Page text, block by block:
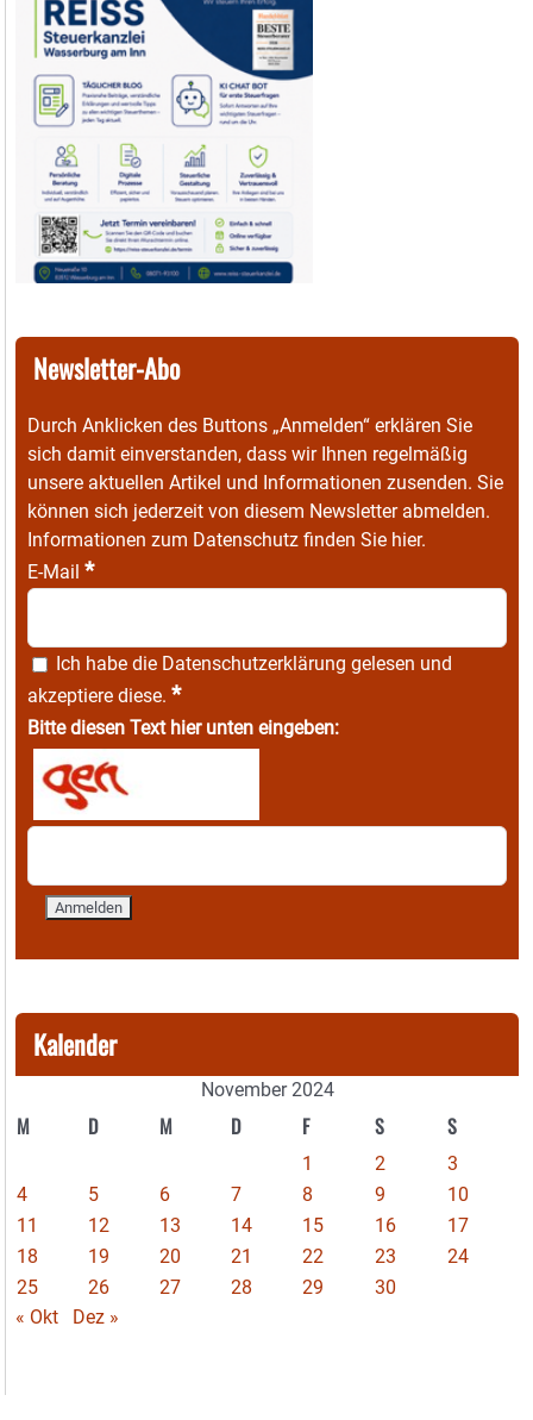
Newsletter-Abo
Durch Anklicken des Buttons „Anmelden“ erklären Sie
sich damit einverstanden, dass wir Ihnen regelmäßig
unsere aktuellen Artikel und Informationen zusenden. Sie
können sich jederzeit von diesem Newsletter abmelden.
Informationen zum Datenschutz finden Sie hier.
E-Mail *
Ich habe die Datenschutzerklärung gelesen und
akzeptiere diese. *
Bitte diesen Text hier unten eingeben:
Kalender
November 2024
M D M D F S S
1 2
3
4
5 6 7 8 9
10
11
12 13 14 15 16
17
18
19 20 21 22 23
24
25
26 27 28 29
30
« Okt
Dez »